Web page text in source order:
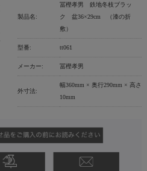
製品名:
冨樫孝男 鉄地冬枝ブラッ
ク 盆36×29cm （漆の折
敷）
型番: tt061
メーカー: 冨樫孝男
外寸法:
幅360mm × 奥行290mm × 高さ
10mm